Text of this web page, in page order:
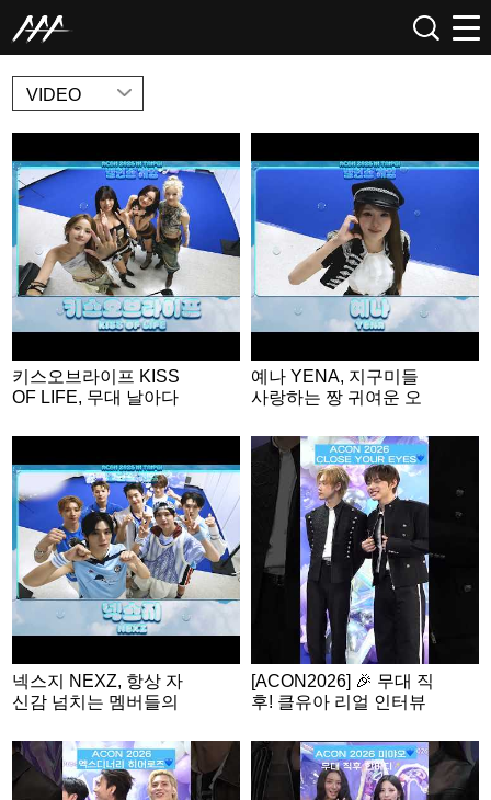
NEWS
VIDEO
키스오브라이프 KISS
OF LIFE, 무대 날아다
CON 2026 밸런스게
임|‘Would you rather’ g
ame | ENG SUB #ACO
N2026
예나 YENA, 지구미들
사랑하는 짱 귀여운 오
스게임 | ‘Would you rat
her’ game | ENG SUB
#ACON2026
넥스지 NEXZ, 항상 자
신감 넘치는 멤버들의
2026 밸런스게임 | ‘Wo
uld you rather’ game |
ENG SUB #ACON202
[ACON2026] 🎉 무대 직
후! 클유아 리얼 인터뷰